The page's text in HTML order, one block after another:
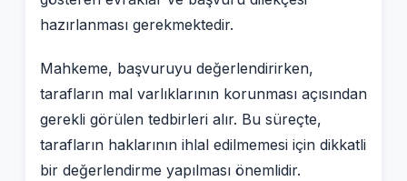
hazırlanması gerekmektedir.
Mahkeme, başvuruyu değerlendirirken,
tarafların mal varlıklarının korunması açısından
gerekli görülen tedbirleri alır. Bu süreçte,
tarafların haklarının ihlal edilmemesi için dikkatli
bir değerlendirme yapılması önemlidir.